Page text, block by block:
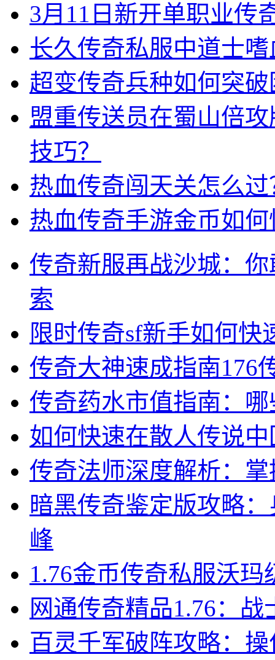
3月11日新开单职业传
长久传奇私服中道士
超变传奇兵种如何突
盟重传送员在蜀山倍
技巧？
热血传奇闯天关怎么
热血传奇手游金币如
传奇新服再战沙城：
索
限时传奇sf新手如何
传奇大神速成指南176
传奇药水市值指南：
如何快速在散人传说
传奇法师深度解析：
暗黑传奇鉴定版攻略
峰
1.76金币传奇私服沃
网通传奇精品1.76：
百灵千军破阵攻略：